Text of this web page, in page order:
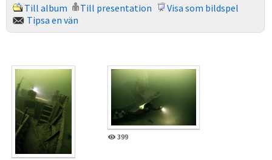
Till album
Till presentation
Visa som bildspel
Tipsa en vän
399